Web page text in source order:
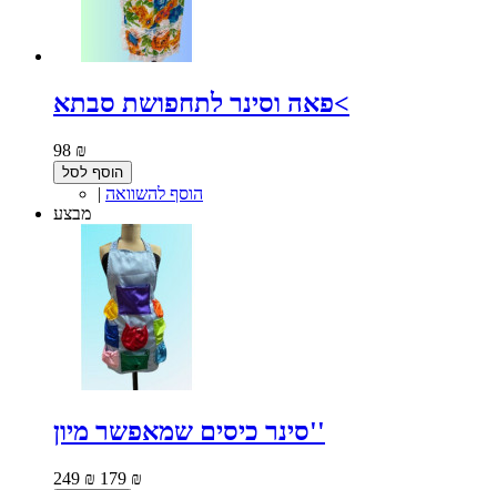
פאה וסינר לתחפושת סבתא<
98 ₪
הוסף לסל
| הוסף להשוואה
מבצע
סינר כיסים שמאפשר מיון''
249 ₪ 179 ₪